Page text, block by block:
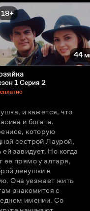
18+
44
1 Серия 2
и кажется, что
и богата.
которую
сестрой Лаурой,
завидует. Но когда
ее прямо у алтаря,
девушки в
Она уезжает жить
знакомится с
имении. Со